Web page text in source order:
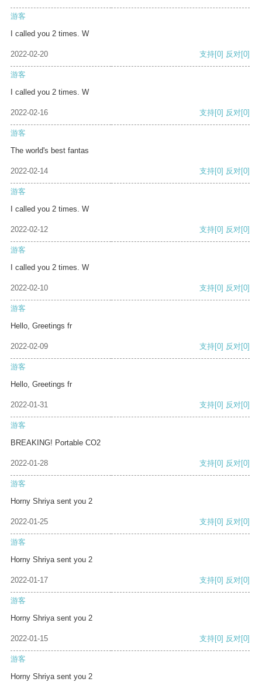
游客
I called you 2 times. W
2022-02-20 支持[0] 反对[0]
游客
I called you 2 times. W
2022-02-16 支持[0] 反对[0]
游客
The world's best fantas
2022-02-14 支持[0] 反对[0]
游客
I called you 2 times. W
2022-02-12 支持[0] 反对[0]
游客
I called you 2 times. W
2022-02-10 支持[0] 反对[0]
游客
Hello, Greetings fr
2022-02-09 支持[0] 反对[0]
游客
Hello, Greetings fr
2022-01-31 支持[0] 反对[0]
游客
BREAKING! Portable CO2
2022-01-28 支持[0] 反对[0]
游客
Horny Shriya sent you 2
2022-01-25 支持[0] 反对[0]
游客
Horny Shriya sent you 2
2022-01-17 支持[0] 反对[0]
游客
Horny Shriya sent you 2
2022-01-15 支持[0] 反对[0]
游客
Horny Shriya sent you 2